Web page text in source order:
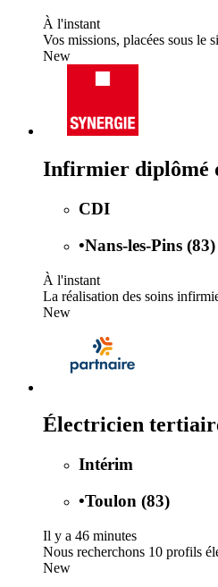
À l'instant
Vos missions, placées sous le
New
Infirmier diplômé
CDI
•Nans-les-Pins (83)
À l'instant
La réalisation des soins
New
Électricien
Intérim
•Toulon (83)
Il y a 46 minutes
Nous recherchons 10 profils
New